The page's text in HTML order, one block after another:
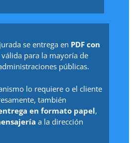
se entrega en PDF con
válida para la mayoría de
públicas.
lo requiere o el cliente
también
en formato papel,
a la dirección